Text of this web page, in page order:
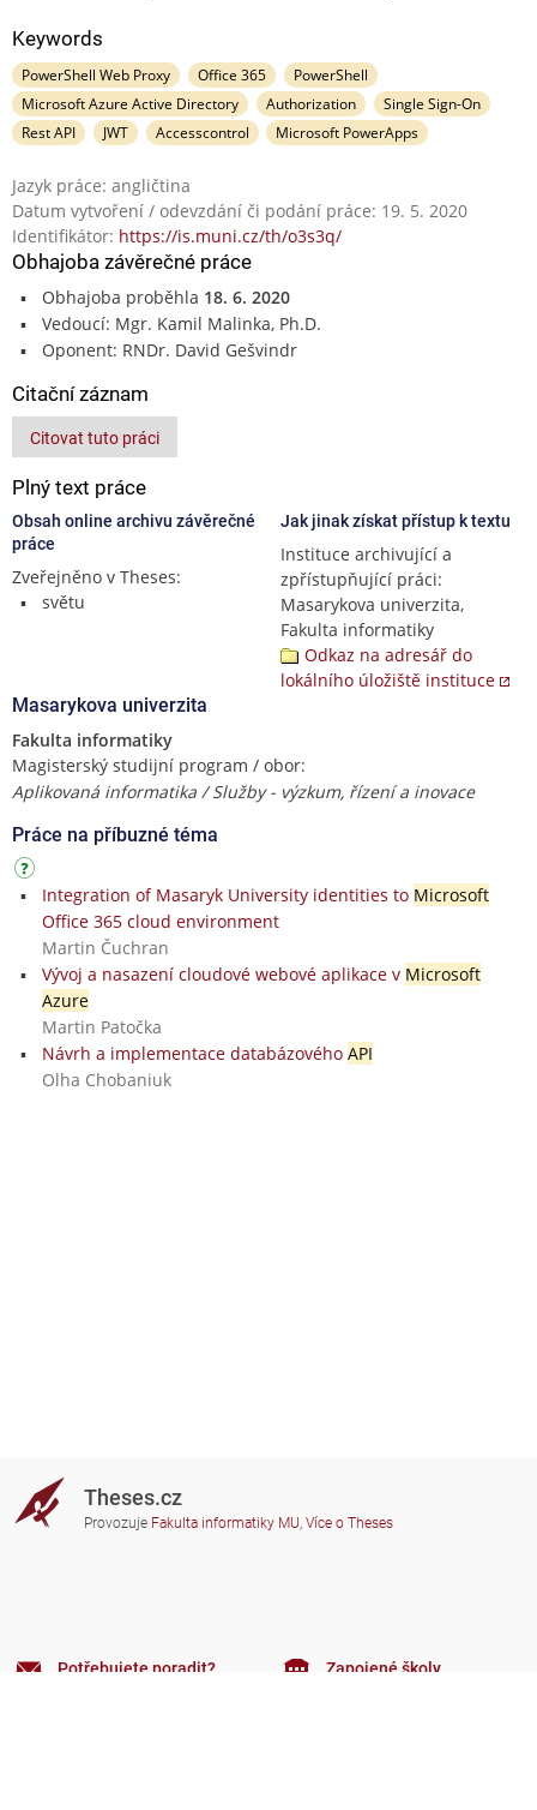
Keywords
PowerShell Web Proxy Office 365
PowerShell
Microsoft Azure Active Directory
Authorization
Single Sign-On
Rest API
JWT Accesscontrol Microsoft PowerApps
Jazyk práce: angličtina
Datum vytvoření / odevzdání či podání práce: 19. 5. 2020
Identifikátor: https://is.muni.cz/th/o3s3q/
Obhajoba závěrečné práce
Obhajoba proběhla 18. 6. 2020
Vedoucí: Mgr. Kamil Malinka, Ph.D.
Oponent: RNDr. David Gešvindr
Citační záznam
Citovat tuto práci
Plný text práce
Obsah online archivu závěrečné
práce
Zveřejněno v Theses:
světu
Jak jinak získat přístup k textu
Instituce archivující a
zpřístupňující práci:
Masarykova univerzita,
Fakulta informatiky
Odkaz na adresář do
lokálního úložiště instituce
Masarykova univerzita
Fakulta informatiky
Magisterský studijní program / obor:
Aplikovaná informatika / Služby - výzkum, řízení a inovace
Práce na příbuzné téma
Integration of Masaryk University identities to Microsoft
Office 365 cloud environment
Martin Čuchran
Vývoj a nasazení cloudové webové aplikace v Microsoft
Azure
Martin Patočka
Návrh a implementace databázového API
Olha Chobaniuk
Theses.cz
Provozuje Fakulta informatiky MU, Více o Theses
Potřebujete poradit? Zapojené školy